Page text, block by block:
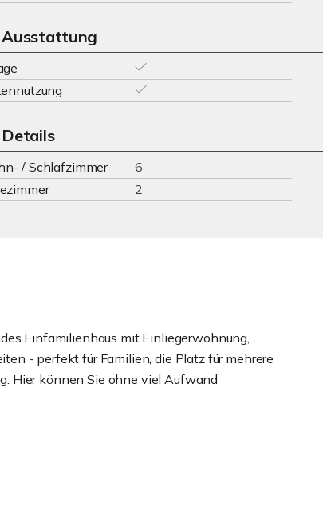
Ausstattung
Details
/ Schlafzimmer 6
2
Einfamilienhaus mit Einliegerwohnung,
- perfekt für Familien, die Platz für mehrere
Hier können Sie ohne viel Aufwand